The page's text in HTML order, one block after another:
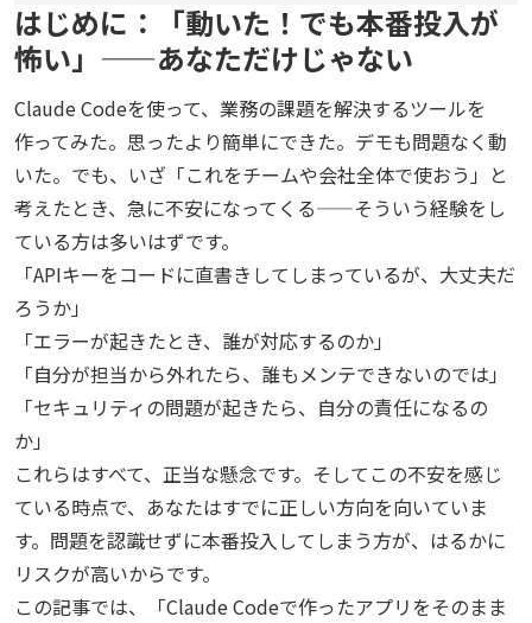
はじめに：「動いた！でも本番投入が
怖い」——あなただけじゃない
Claude Codeを使って、業務の課題を解決するツールを
作ってみた。思ったより簡単にできた。デモも問題なく動
いた。でも、いざ「これをチームや会社全体で使おう」と
考えたとき、急に不安になってくる——そういう経験をし
ている方は多いはずです。
「APIキーをコードに直書きしてしまっているが、大丈夫だ
ろうか」
「エラーが起きたとき、誰が対応するのか」
「自分が担当から外れたら、誰もメンテできないのでは」
「セキュリティの問題が起きたら、自分の責任になるの
か」
これらはすべて、正当な懸念です。そしてこの不安を感じ
ている時点で、あなたはすでに正しい方向を向いていま
す。問題を認識せずに本番投入してしまう方が、はるかに
リスクが高いからです。
この記事では、「Claude Codeで作ったアプリをそのまま